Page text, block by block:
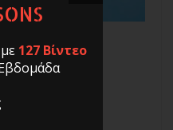
σκέψη και η
με 127 Βίντεο